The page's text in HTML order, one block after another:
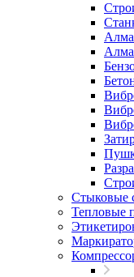
Стыковые
Тепловые